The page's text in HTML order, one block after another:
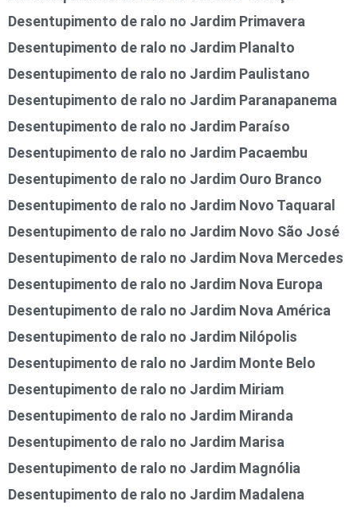
Desentupimento de ralo no Jardim Primavera
Desentupimento de ralo no Jardim Planalto
Desentupimento de ralo no Jardim Paulistano
Desentupimento de ralo no Jardim Paranapanema
Desentupimento de ralo no Jardim Paraíso
Desentupimento de ralo no Jardim Pacaembu
Desentupimento de ralo no Jardim Ouro Branco
Desentupimento de ralo no Jardim Novo Taquaral
Desentupimento de ralo no Jardim Novo São José
Desentupimento de ralo no Jardim Nova Mercedes
Desentupimento de ralo no Jardim Nova Europa
Desentupimento de ralo no Jardim Nova América
Desentupimento de ralo no Jardim Nilópolis
Desentupimento de ralo no Jardim Monte Belo
Desentupimento de ralo no Jardim Miriam
Desentupimento de ralo no Jardim Miranda
Desentupimento de ralo no Jardim Marisa
Desentupimento de ralo no Jardim Magnólia
Desentupimento de ralo no Jardim Madalena